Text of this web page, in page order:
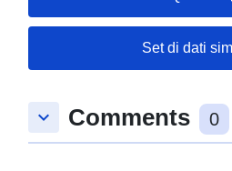
diverse aree del PPRT — il
le norme e le misure imposte dal
raccomandazione: che specifica
Set di dati
keyboard_arrow_down Comments 0